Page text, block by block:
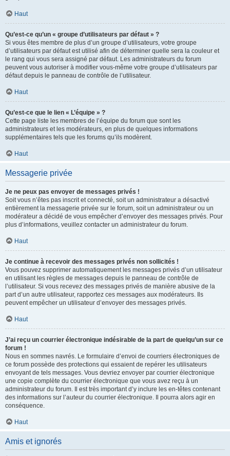
Haut
Qu’est-ce qu’un « groupe d’utilisateurs par défaut » ?
Si vous êtes membre de plus d’un groupe d’utilisateurs, votre groupe
d’utilisateurs par défaut est utilisé afin de déterminer quelle sera la couleur et
le rang qui vous sera assigné par défaut. Les administrateurs du forum
peuvent vous autoriser à modifier vous-même votre groupe d’utilisateurs par
défaut depuis le panneau de contrôle de l’utilisateur.
Haut
Qu’est-ce que le lien « L’équipe » ?
Cette page liste les membres de l’équipe du forum que sont les
administrateurs et les modérateurs, en plus de quelques informations
supplémentaires tels que les forums qu’ils modèrent.
Haut
Messagerie privée
Je ne peux pas envoyer de messages privés !
Soit vous n’êtes pas inscrit et connecté, soit un administrateur a désactivé
entièrement la messagerie privée sur le forum, soit un administrateur ou un
modérateur a décidé de vous empêcher d’envoyer des messages privés. Pour
plus d’informations, veuillez contacter un administrateur du forum.
Haut
Je continue à recevoir des messages privés non sollicités !
Vous pouvez supprimer automatiquement les messages privés d’un utilisateur
en utilisant les règles de messages depuis le panneau de contrôle de
l’utilisateur. Si vous recevez des messages privés de manière abusive de la
part d’un autre utilisateur, rapportez ces messages aux modérateurs. Ils
peuvent empêcher un utilisateur d’envoyer des messages privés.
Haut
J’ai reçu un courrier électronique indésirable de la part de quelqu’un sur ce
forum !
Nous en sommes navrés. Le formulaire d’envoi de courriers électroniques de
ce forum possède des protections qui essaient de repérer les utilisateurs
envoyant de tels messages. Vous devriez envoyer par courrier électronique
une copie complète du courrier électronique que vous avez reçu à un
administrateur du forum. Il est très important d’y inclure les en-têtes contenant
des informations sur l’auteur du courrier électronique. Il pourra alors agir en
conséquence.
Haut
Amis et ignorés